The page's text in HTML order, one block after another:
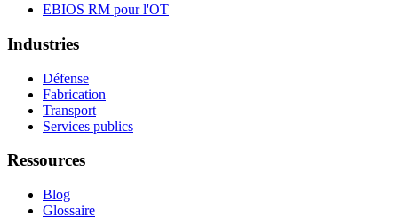
EBIOS RM pour l'OT
Industries
Défense
Fabrication
Transport
Services publics
Ressources
Blog
Glossaire